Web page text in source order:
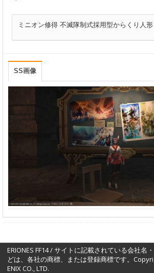
ミニオン修得 不滅隊制式採用型からくり人形
SS画像
ERIONES FF14 / サイトに記載されている会社名
どは、各社の商標、または登録商標です。
ENIX CO., LTD.